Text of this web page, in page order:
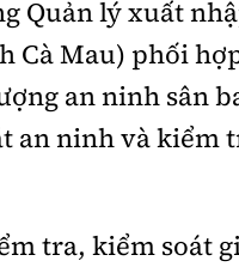
Quản lý xuất
Cà Mau) phối
an ninh sân
an ninh và kiểm
tra, kiểm soát